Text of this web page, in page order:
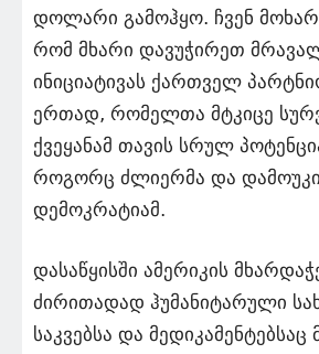
დოლარი გამოჰყო. ჩვენ
რომ მხარი დავუჭირეთ
ინიციატივას ქართველ
ერთად, რომელთა მტკიცე
ქვეყანამ თავის სრულ
როგორც ძლიერმა და
დემოკრატიამ.
დასაწყისში ამერიკის
ძირითადად ჰუმანიტარული
საკვებსა და მედიკამენტებსაც